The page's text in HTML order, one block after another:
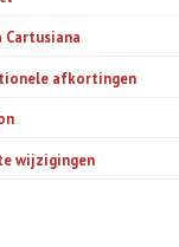
Cartusiana
afkortingen
wijzigingen